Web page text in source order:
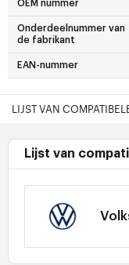
OEM nummer
Onderdeelnummer van
de fabrikant
EAN-nummer
LIJST VAN
Lijst van